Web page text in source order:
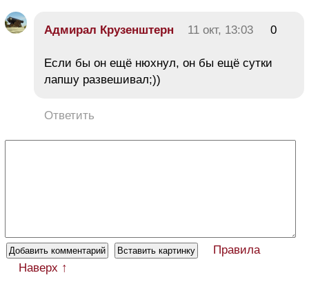
Адмирал Крузенштерн 11 окт, 13:03 0
Если бы он ещё нюхнул, он бы ещё сутки
лапшу развешивал;))
Ответить
Правила
Наверх ↑